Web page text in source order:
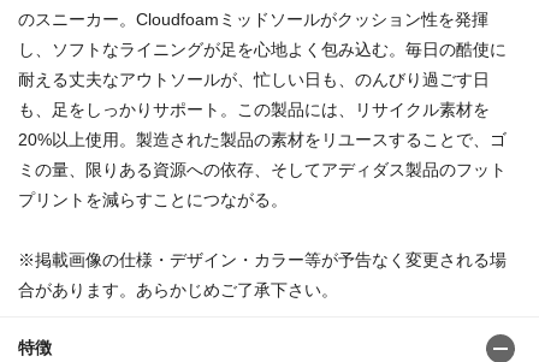
のスニーカー。Cloudfoamミッドソールがクッション性を発揮
し、ソフトなライニングが足を心地よく包み込む。毎日の酷使に
耐える丈夫なアウトソールが、忙しい日も、のんびり過ごす日
も、足をしっかりサポート。この製品には、リサイクル素材を
20%以上使用。製造された製品の素材をリユースすることで、ゴ
ミの量、限りある資源への依存、そしてアディダス製品のフット
プリントを減らすことにつながる。
※掲載画像の仕様・デザイン・カラー等が予告なく変更される場
合があります。あらかじめご了承下さい。
特徴